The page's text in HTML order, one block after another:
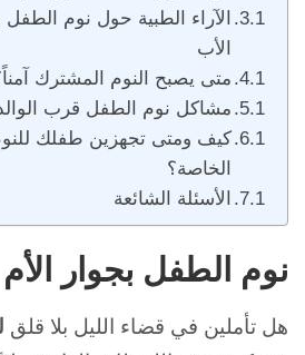
الآراء الطبية حول نوم الطفل
الأب
متى يصبح النوم المشترك
مشاكل نوم الطفل قرب
كيف ومتى تجهزين طفلك
الخاصة؟
الأسئلة الشائعة
نوم الطفل بجوار الأم
هل تأملين في قضاء الليل بلا قلق